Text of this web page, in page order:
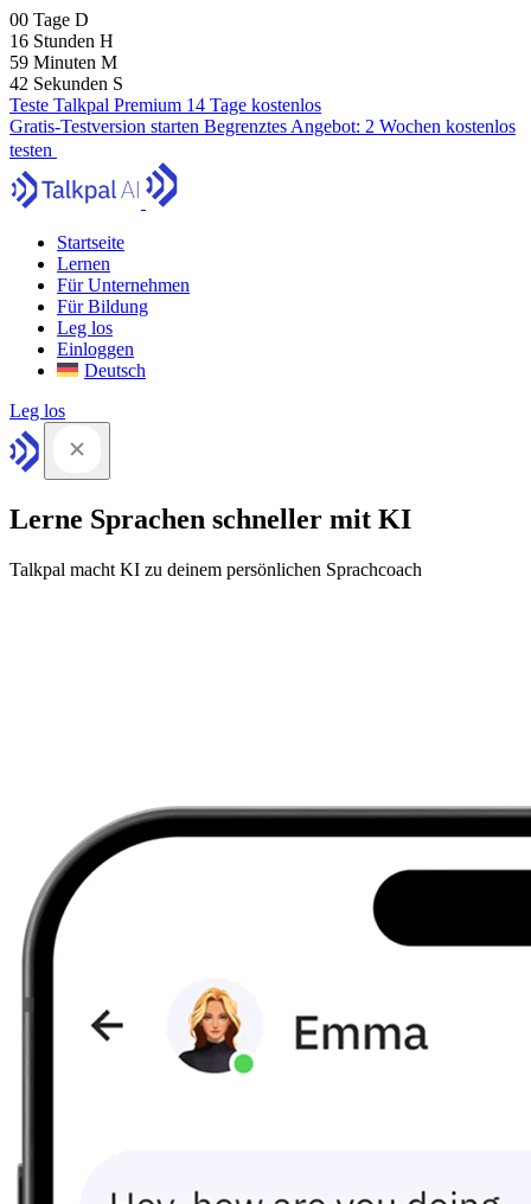
00 Tage D
16 Stunden H
59 Minuten M
41 Sekunden S
Teste Talkpal Premium 14 Tage kostenlos
Gratis-Testversion starten Begrenztes Angebot: 2 Wochen kostenlos
testen
Startseite
Lernen
Für Unternehmen
Für Bildung
Leg los
Einloggen
Deutsch
Leg los
Lerne Sprachen schneller mit KI
Talkpal macht KI zu deinem persönlichen Sprachcoach